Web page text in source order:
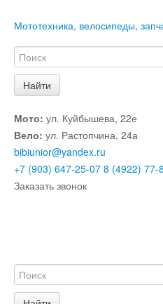
Мототехника, велосипеды,
Мото: ул. Куйбышева, 22е
Вело: ул. Растопчина, 24а
bibiunior@yandex.ru
+7 (903) 647-25-07 8 (4922) 77-
Заказать звонок